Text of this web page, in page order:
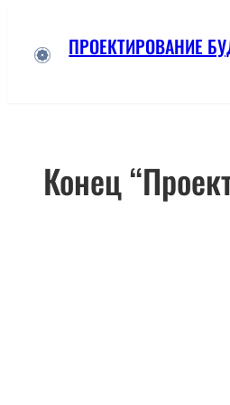
ПРОЕКТИРОВАНИЕ
Конец